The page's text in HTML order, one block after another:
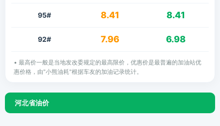
95# 8.41 8.41
92# 7.96 6.98
• 最高价一般是当地发改委规定的最高限价，优惠价是最普遍的加油站优
惠价格，由"小熊油耗"根据车友的加油记录统计。
河北省油价